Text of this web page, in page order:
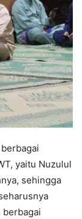
yaitu Nuzulul
sehingga
berbagai